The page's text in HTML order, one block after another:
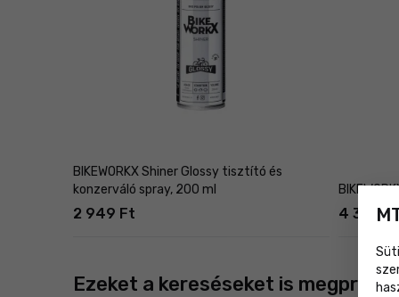
BIKEWORKX Shiner Glossy tisztító és
konzerváló spray, 200 ml
2 949 Ft 4 399
Ezeket a kereséseket is